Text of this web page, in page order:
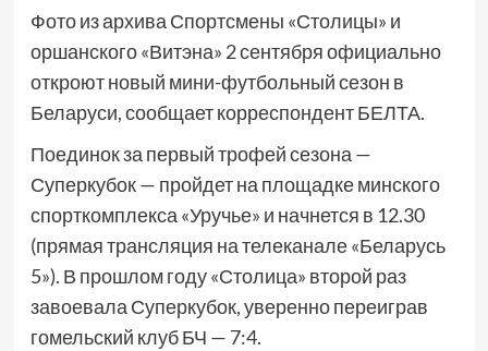
Фото из архива Спортсмены «Столицы» и
оршанского «Витэна» 2 сентября официально
откроют новый мини-футбольный сезон в
Беларуси, сообщает корреспондент БЕЛТА.
Поединок за первый трофей сезона —
Суперкубок — пройдет на площадке минского
спорткомплекса «Уручье» и начнется в 12.30
(прямая трансляция на телеканале «Беларусь
5»). В прошлом году «Столица» второй раз
завоевала Суперкубок, уверенно переиграв
гомельский клуб БЧ — 7:4.